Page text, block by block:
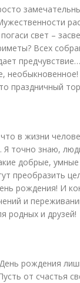
свет –
Всех
праздничный
в жизни
точно знаю,
добрые,
преобразить
рождения! И
и
родных и друзей!
рождения
от счастья